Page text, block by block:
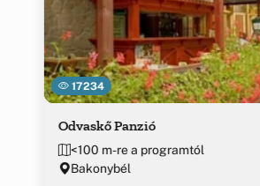
17234
Odvaskő Panzió
<100 m-re a programtól
Bakonybél